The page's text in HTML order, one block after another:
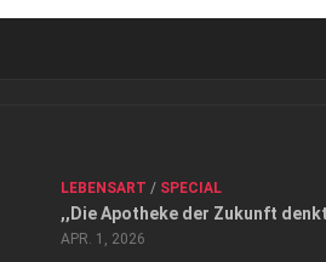
Datenschutzerklärung
Top Magazin Dresden / Ostsachsen
LEBENSART / SPECIAL
,,Die Apotheke der Zukunft
APR. 1, 2026